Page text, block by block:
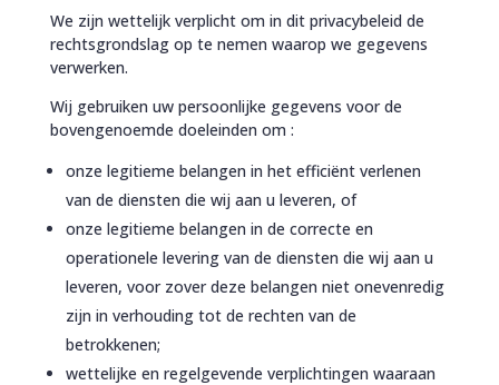
We zijn wettelijk verplicht om in dit privacybeleid de
rechtsgrondslag op te nemen waarop we gegevens
verwerken.
Wij gebruiken uw persoonlijke gegevens voor de
bovengenoemde doeleinden om :
onze legitieme belangen in het efficiënt verlenen
van de diensten die wij aan u leveren, of
onze legitieme belangen in de correcte en
operationele levering van de diensten die wij aan u
leveren, voor zover deze belangen niet onevenredig
zijn in verhouding tot de rechten van de
betrokkenen;
wettelijke en regelgevende verplichtingen waaraan